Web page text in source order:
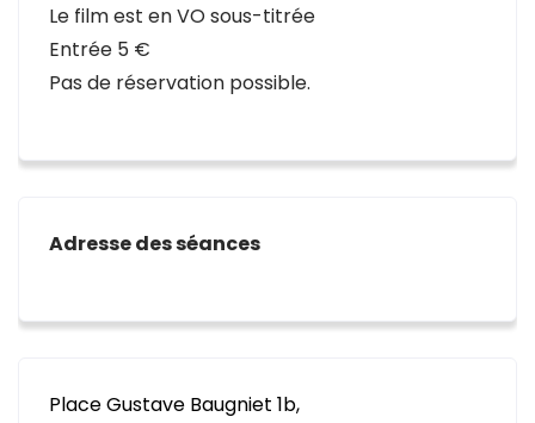
Le film est en VO sous-titrée
Entrée 5 €
Pas de réservation possible.
Adresse des séances
Place Gustave Baugniet 1b,